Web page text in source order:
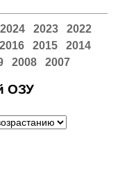
2024 2023
2022
2016 2015
2014
2008 2007
ОЗУ